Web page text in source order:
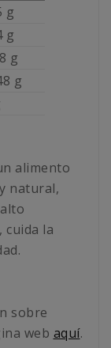
g
g
g
g
alimento
natural,
cuida la
sobre
web aquí.